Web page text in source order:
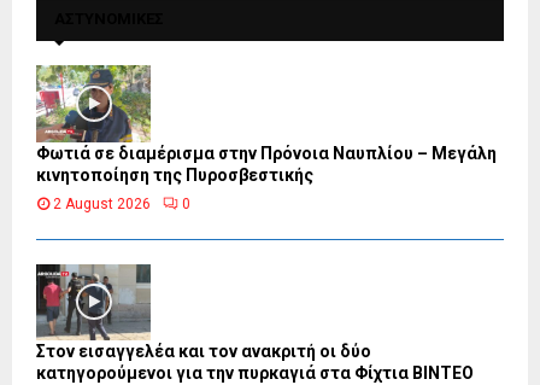
Φωτιά σε διαμέρισμα στην Πρόνοια Ναυπλίου – Μεγάλη
κινητοποίηση της Πυροσβεστικής
2 August 2026 0
Στον εισαγγελέα και τον ανακριτή οι δύο
κατηγορούμενοι για την πυρκαγιά στα Φίχτια ΒΙΝΤΕΟ